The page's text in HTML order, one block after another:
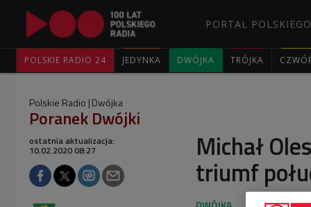
PORTAL
POLSKIE RADIO 24 JEDYNKA DWÓJKA TRÓJKA
Polskie Radio Dwójka
Poranek Dwójki
Michał
triumf
ostatnia aktualizacja:
10.02.2020 08:27